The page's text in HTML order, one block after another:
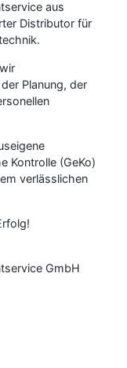
aus
Distributor für
Planung, der
Kontrolle (GeKo)
verlässlichen
GmbH